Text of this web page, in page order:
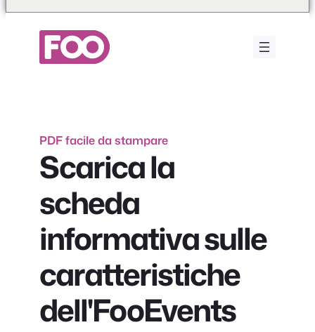
contenuto
PDF facile da stampare
Scarica la
scheda
informativa sulle
caratteristiche
dell'FooEvents